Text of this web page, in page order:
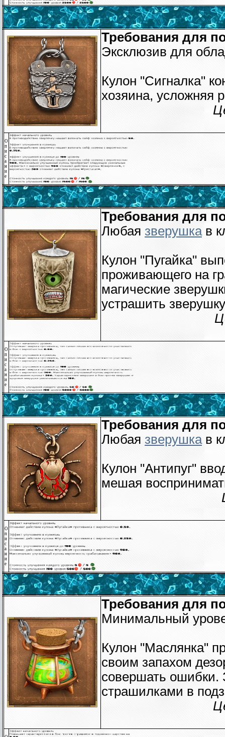
Требования для
Эксклюзив для
Кулон "Сигналка"
хозяина, усложняя
О
п
и
с
а
н
и
е
Требования для
Любая зверушкав
Кулон "Пугайка"
проживающего на
магические
устрашить
О
п
и
с
а
н
и
е
Требования для
Любая зверушкав
Кулон "Антипуг"
мешая
О
п
и
с
а
н
и
е
Требования для
Минимальный
Кулон "Маслянка"
своим запахом
совершать ошибки.
страшилками в